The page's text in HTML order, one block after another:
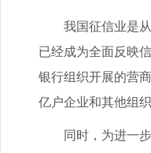
我国征信业是从
已经成为全面反映
银行组织开展的营
亿户企业和其他组
同时，为进一步